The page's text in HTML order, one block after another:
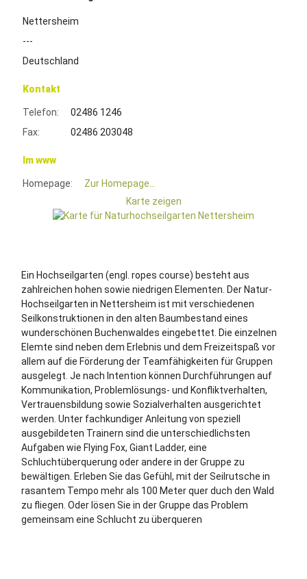
Nettersheim
---
Deutschland
Kontakt
Telefon:
02486 1246
Fax:
02486 203048
Im www
Homepage:
Zur Homepage...
Karte zeigen
Ein Hochseilgarten (engl. ropes course) besteht aus
zahlreichen hohen sowie niedrigen Elementen. Der Natur-
Hochseilgarten in Nettersheim ist mit verschiedenen
Seilkonstruktionen in den alten Baumbestand eines
wunderschönen Buchenwaldes eingebettet. Die einzelnen
Elemte sind neben dem Erlebnis und dem Freizeitspaß vor
allem auf die Förderung der Teamfähigkeiten für Gruppen
ausgelegt. Je nach Intention können Durchführungen auf
Kommunikation, Problemlösungs- und Konfliktverhalten,
Vertrauensbildung sowie Sozialverhalten ausgerichtet
werden. Unter fachkundiger Anleitung von speziell
ausgebildeten Trainern sind die unterschiedlichsten
Aufgaben wie Flying Fox, Giant Ladder, eine
Schluchtüberquerung oder andere in der Gruppe zu
bewältigen. Erleben Sie das Gefühl, mit der Seilrutsche in
rasantem Tempo mehr als 100 Meter quer duch den Wald
zu fliegen. Oder lösen Sie in der Gruppe das Problem
gemeinsam eine Schlucht zu überqueren